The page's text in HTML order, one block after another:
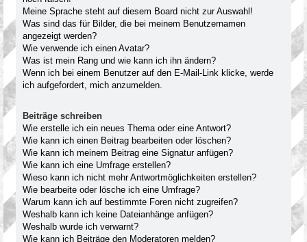
Meine Sprache steht auf diesem Board nicht zur Auswahl!
Was sind das für Bilder, die bei meinem Benutzernamen
angezeigt werden?
Wie verwende ich einen Avatar?
Was ist mein Rang und wie kann ich ihn ändern?
Wenn ich bei einem Benutzer auf den E-Mail-Link klicke, werde
ich aufgefordert, mich anzumelden.
Beiträge schreiben
Wie erstelle ich ein neues Thema oder eine Antwort?
Wie kann ich einen Beitrag bearbeiten oder löschen?
Wie kann ich meinem Beitrag eine Signatur anfügen?
Wie kann ich eine Umfrage erstellen?
Wieso kann ich nicht mehr Antwortmöglichkeiten erstellen?
Wie bearbeite oder lösche ich eine Umfrage?
Warum kann ich auf bestimmte Foren nicht zugreifen?
Weshalb kann ich keine Dateianhänge anfügen?
Weshalb wurde ich verwarnt?
Wie kann ich Beiträge den Moderatoren melden?